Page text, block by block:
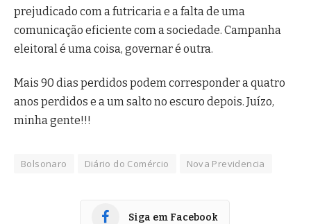
prejudicado com a futricaria e a falta de uma
comunicação eficiente com a sociedade. Campanha
eleitoral é uma coisa, governar é outra.
Mais 90 dias perdidos podem corresponder a quatro
anos perdidos e a um salto no escuro depois. Juízo,
minha gente!!!
Bolsonaro Diário do Comércio Nova Previdencia
Siga em Facebook